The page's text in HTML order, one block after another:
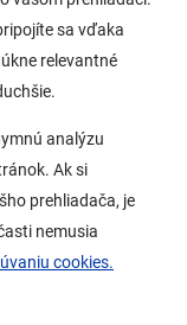
sa vďaka
relevantné
analýzu
Ak si
prehliadača, je
nemusia
cookies.